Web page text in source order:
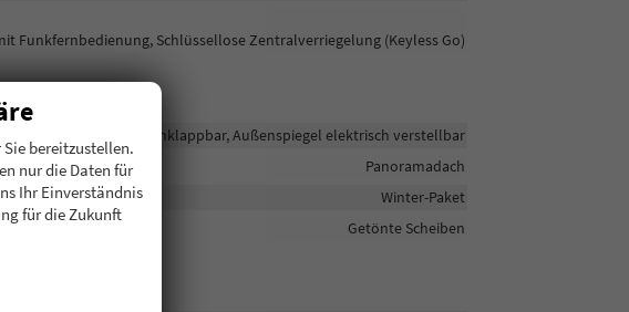
Funkfernbedienung, Schlüssellose Zentralverriegelung (Keyless Go)
Außenspiegel elektrisch anklappbar, Außenspiegel elektrisch verstellbar
Panoramadach
Winter-Paket
Getönte Scheiben
Sie bereitzustellen.
nur die Daten für
Ihr Einverständnis
für die Zukunft